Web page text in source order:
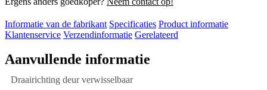
Informatie van de fabrikant Specificaties Product informatie
Klantenservice Verzendinformatie Gerelateerd
Aanvullende informatie
Draairichting deur verwisselbaar